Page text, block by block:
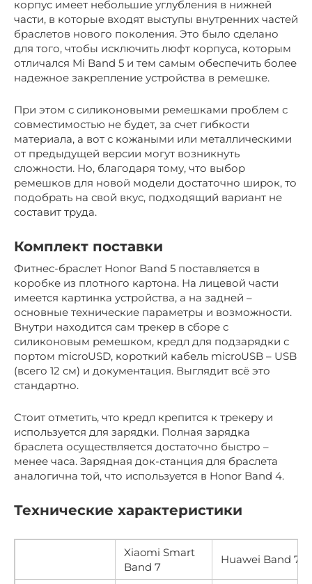
корпус имеет небольшие углубления в нижней
части, в которые входят выступы внутренних частей
браслетов нового поколения. Это было сделано
для того, чтобы исключить люфт корпуса, которым
отличался Mi Band 5 и тем самым обеспечить более
надежное закрепление устройства в ремешке.
При этом с силиконовыми ремешками проблем с
совместимостью не будет, за счет гибкости
материала, а вот с кожаными или металлическими
от предыдущей версии могут возникнуть
сложности. Но, благодаря тому, что выбор
ремешков для новой модели достаточно широк, то
подобрать на свой вкус, подходящий вариант не
составит труда.
Комплект поставки
Фитнес-браслет Honor Band 5 поставляется в
коробке из плотного картона. На лицевой части
имеется картинка устройства, а на задней –
основные технические параметры и возможности.
Внутри находится сам трекер в сборе с
силиконовым ремешком, кредл для подзарядки с
портом microUSD, короткий кабель microUSB – USB
(всего 12 см) и документация. Выглядит всё это
стандартно.
Стоит отметить, что кредл крепится к трекеру и
используется для зарядки. Полная зарядка
браслета осуществляется достаточно быстро –
менее часа. Зарядная док-станция для браслета
аналогична той, что используется в Honor Band 4.
Технические характеристики
Xiaomi Smart
Band 7
Huawei Band 7